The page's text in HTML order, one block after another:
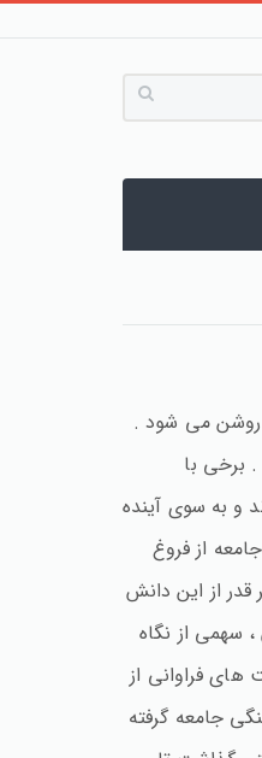
روشن می شود .
برخی با
و به سوی آینده
از فروغ
قدر از این دانش
سهمی از نگاه
فراوانی از
جامعه گرفته